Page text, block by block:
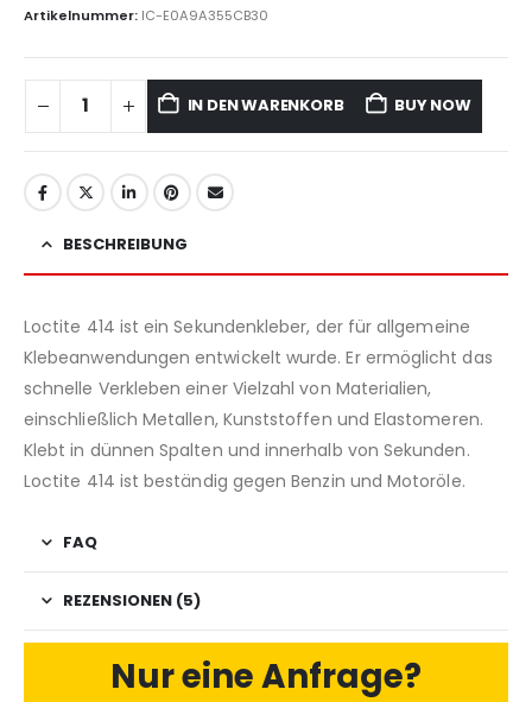
Artikelnummer: IC-E0A9A355CB30
IN DEN WARENKORB BUY NOW
BESCHREIBUNG
Loctite 414 ist ein Sekundenkleber, der für allgemeine
Klebeanwendungen entwickelt wurde. Er ermöglicht das
schnelle Verkleben einer Vielzahl von Materialien,
einschließlich Metallen, Kunststoffen und Elastomeren.
Klebt in dünnen Spalten und innerhalb von Sekunden.
Loctite 414 ist beständig gegen Benzin und Motoröle.
FAQ
REZENSIONEN (5)
Nur eine Anfrage?